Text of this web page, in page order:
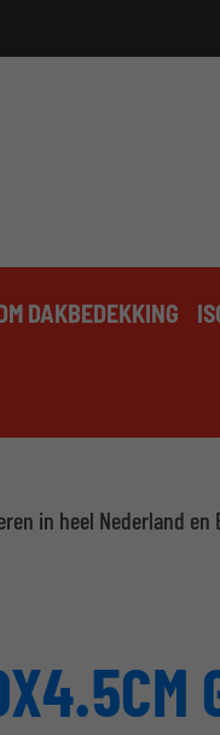
DAKBEDEKKING
in heel Nederland en